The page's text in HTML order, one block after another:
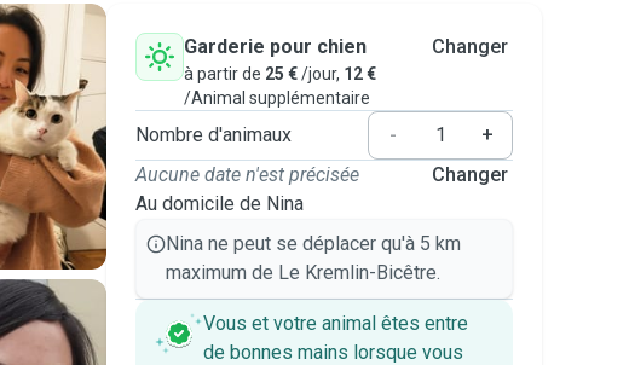
Garderie pour chien
à partir de 25 €/jour, 12 €
/Animal supplémentaire
Changer
Nombre d'animaux -
+
Aucune date n'est précisée
Au domicile de Nina
Changer
Nina ne peut se déplacer qu'à 5 km
maximum de Le Kremlin-Bicêtre.
Vous et votre animal êtes entre
de bonnes mains lorsque vous